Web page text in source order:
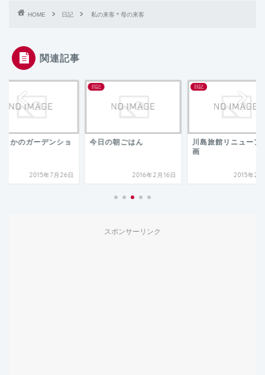
HOME 日記 私の来客＊母の来客
関連記事
の朝ごはん
2016年2月16日
日記
川島旅館リニューアル計
2015年2月24日
日記
藤の園ガーデン
2025年9
スポンサーリンク